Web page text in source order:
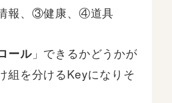
報、③健康、④道具
ール」できるかどうかが
組を分けるKeyになりそ